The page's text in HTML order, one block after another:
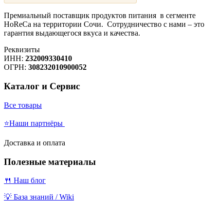
Премиальный поставщик продуктов питания в сегменте
HoReCa на территории Сочи. Сотрудничество с нами – это
гарантия выдающегося вкуса и качества.
Реквизиты
ИНН: 232009330410
ОГРН: 308232010900052
Каталог и Сервис
Все товары
⭐Наши партнёры
Доставка и оплата
Полезные материалы
🍴 Наш блог
💡 База знаний / Wiki